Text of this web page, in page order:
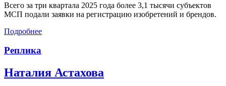
Всего за три квартала 2025 года более 3,1 тысячи субъектов
МСП подали заявки на регистрацию изобретений и брендов.
Подробнее
Реплика
Наталия Астахова